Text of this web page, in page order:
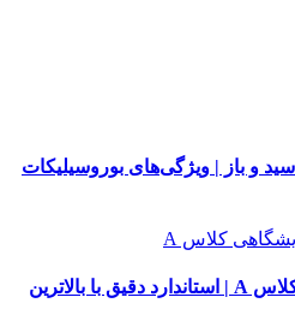
و باز | ویژگی‌های بوروسیلیکات
خرید شیشه‌آلات آزمایشگاهی کلاس A | استاندارد دقیق با بالاترین